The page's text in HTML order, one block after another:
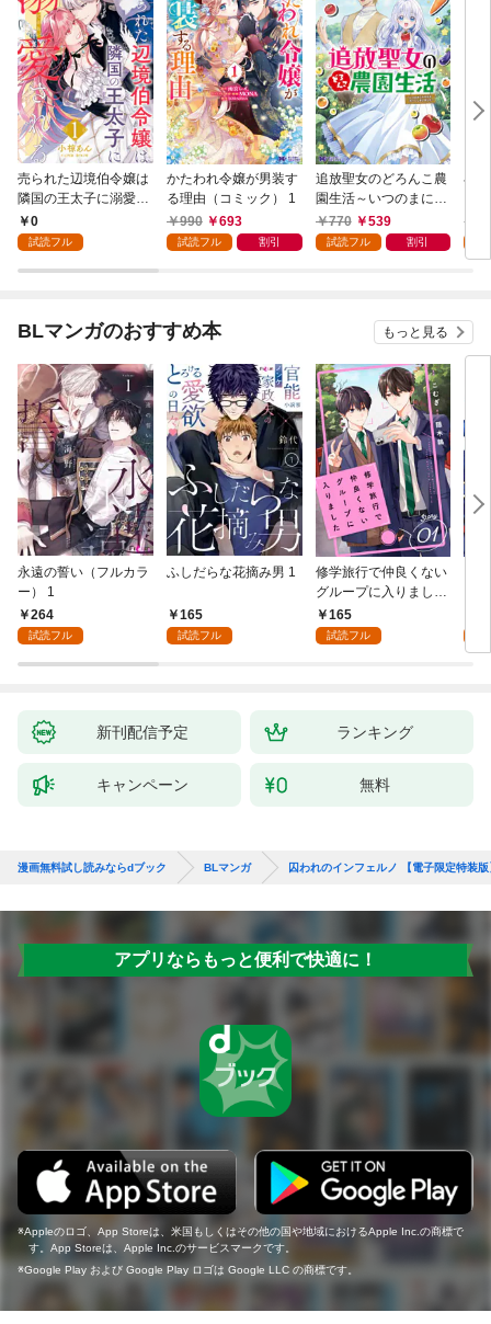
売られた辺境伯令嬢は
隣国の王太子に溺愛さ
れる 1
0
試読フル
かたわれ令嬢が男装す
る理由（コミック） 1
990
693
試読フル 割引
追放聖女のどろんこ農
園生活～いつのまにか
隣国を救ってしまいま
した～（コミック） 1
770 539
試読フル 割引
小
BLマンガのおすすめ本 もっと見る
永遠の誓い（フルカラ
ー） 1
264
試読フル
ふしだらな花摘み男 1
165
試読フル
修学旅行で仲良くない
グループに入りました
【単話版】1巻
165
試読フル
が
ら
新刊配信予定 ランキング
キャンペーン 無料
漫画無料試し読みならdブック BLマンガ 囚われのインフェルノ 【電子限定特装版
アプリならもっと便利で快適に！
Appleのロゴ、App Storeは、米国もしくはその他の国や地域におけるApple Inc.の商標で
す。App Storeは、Apple Inc.のサービスマークです。
Google Play および Google Play ロゴは Google LLC の商標です。